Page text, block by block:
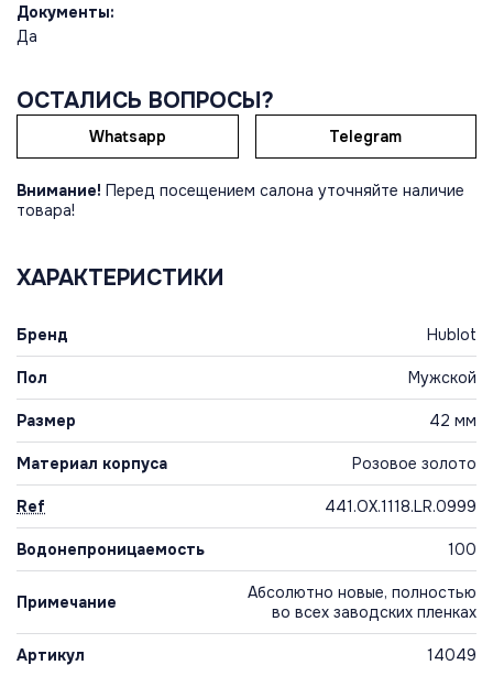
Документы:
Да
ОСТАЛИСЬ ВОПРОСЫ?
Whatsapp Telegram
Внимание! Перед посещением салона уточняйте наличие
товара!
ХАРАКТЕРИСТИКИ
Бренд Hublot
Пол Мужской
Размер 42 мм
Материал корпуса Розовое золото
Ref 441.OX.1118.LR.0999
Водонепроницаемость 100
Примечание
Абсолютно новые, полностью
во всех заводских пленках
Артикул 14049